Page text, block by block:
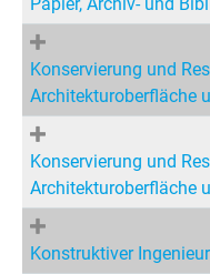
Konservierung und
Architekturoberfläche
Konservierung und
Architekturoberfläche
Konstruktiver